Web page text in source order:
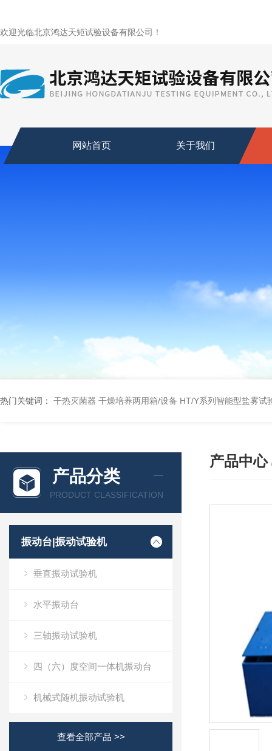
欢迎光临北京鸿达天矩试验设备有限公司！
网站首页 关于我们
热门关键词： 干热灭菌器 干燥培养两用箱/设备 HT/Y系列智能型盐雾试
产品分类
PRODUCT CLASSIFICATION
振动台|振动试验机
垂直振动试验机
水平振动台
三轴振动试验机
四（六）度空间一体机振动台
机械式随机振动试验机
查看全部产品 >>
产品中心